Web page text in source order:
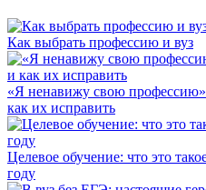
Как выбрать профессию и вуз
«Я ненавижу свою
как их исправить
Целевое обучение: что это
году